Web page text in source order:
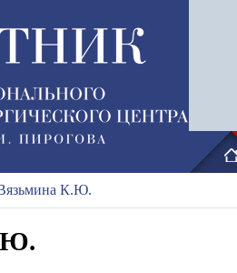
К.Ю.